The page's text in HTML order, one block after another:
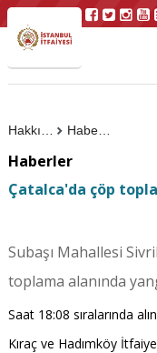
Haberler
Haberler
Çatalca'da çöp
Subaşı Mahallesi
toplama alanında
Saat 18:08 sıralarında
Kıraç ve Hadımköy